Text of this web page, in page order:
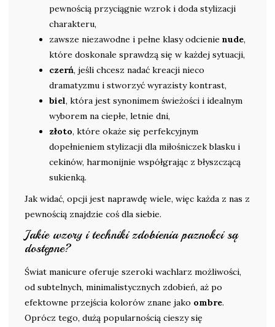
pewnością przyciągnie wzrok i doda stylizacji
charakteru,
zawsze niezawodne i pełne klasy odcienie nude,
które doskonale sprawdzą się w każdej sytuacji,
czerń, jeśli chcesz nadać kreacji nieco
dramatyzmu i stworzyć wyrazisty kontrast,
biel, która jest synonimem świeżości i idealnym
wyborem na ciepłe, letnie dni,
złoto, które okaże się perfekcyjnym
dopełnieniem stylizacji dla miłośniczek blasku i
cekinów, harmonijnie współgrając z błyszczącą
sukienką.
Jak widać, opcji jest naprawdę wiele, więc każda z nas z
pewnością znajdzie coś dla siebie.
Jakie wzory i techniki zdobienia paznokci są
dostępne?
Świat manicure oferuje szeroki wachlarz możliwości,
od subtelnych, minimalistycznych zdobień, aż po
efektowne przejścia kolorów znane jako ombre.
Oprócz tego, dużą popularnością cieszy się